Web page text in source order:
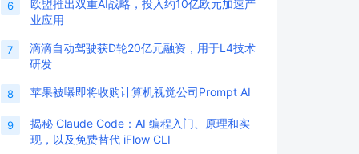
6
欧盟推出双重AI战略，投入约10亿欧元加速产
业应用
7
滴滴自动驾驶获D轮20亿元融资，用于L4技术
研发
8 苹果被曝即将收购计算机视觉公司Prompt AI
9
揭秘 Claude Code：AI 编程入门、原理和实
现，以及免费替代 iFlow CLI